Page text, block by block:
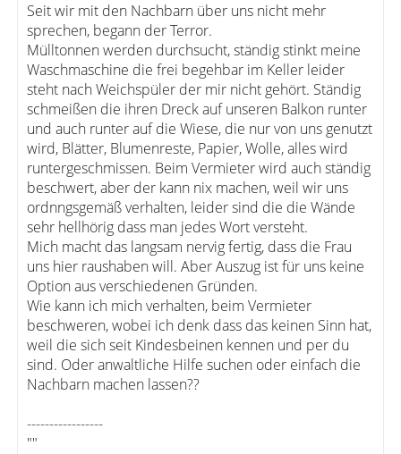
Seit wir mit den Nachbarn über uns nicht mehr
sprechen, begann der Terror.
Mülltonnen werden durchsucht, ständig stinkt meine
Waschmaschine die frei begehbar im Keller leider
steht nach Weichspüler der mir nicht gehört. Ständig
schmeißen die ihren Dreck auf unseren Balkon runter
und auch runter auf die Wiese, die nur von uns genutzt
wird, Blätter, Blumenreste, Papier, Wolle, alles wird
runtergeschmissen. Beim Vermieter wird auch ständig
beschwert, aber der kann nix machen, weil wir uns
ordnngsgemäß verhalten, leider sind die die Wände
sehr hellhörig dass man jedes Wort versteht.
Mich macht das langsam nervig fertig, dass die Frau
uns hier raushaben will. Aber Auszug ist für uns keine
Option aus verschiedenen Gründen.
Wie kann ich mich verhalten, beim Vermieter
beschweren, wobei ich denk dass das keinen Sinn hat,
weil die sich seit Kindesbeinen kennen und per du
sind. Oder anwaltliche Hilfe suchen oder einfach die
Nachbarn machen lassen??
-----------------
""